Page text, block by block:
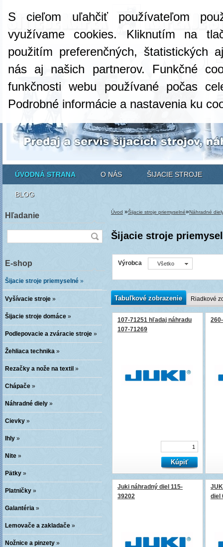
S cieľom uľahčiť používateľom
využívame cookies. Kliknutím na
použitím preferenčných, štatistických
nás aj našich partnerov. Funkčné
funkčnosti webu používané počas
Podrobné informácie a nastavenia ku
ÚVODNÁ STRANA O NÁS ŠIJACIE STROJE
BLOG
Hľadanie
E-shop
Šijacie stroje priemyselné »
Vyšívacie stroje »
Šijacie stroje domáce »
Podlepovacie a zváracie stroje »
Žehliaca technika »
Rezačky a nože na textil »
Chápače »
Náhradné diely »
Cievky »
Ihly »
Nite »
Pätky »
Platničky »
Galantéria »
Lemovače a zakladače »
Nožnice a pinzety »
Úvod »Šijacie stroje priemyselné»Náhradné
Šijacie stroje
Výrobca Všetko
Tabuľkové zobrazenie Riadkové
107-71251 hľadaj náhradu
107-71269
Juki náhradný diel 115-
39202
diel